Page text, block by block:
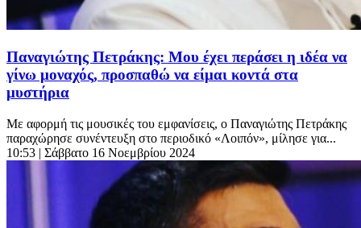
Παναγιώτης Πετράκης: Μου έχει περάσει η ιδέα να
γίνω μοναχός, προσπαθώ να είμαι κοντά στα
μυστήρια
Με αφορμή τις μουσικές του εμφανίσεις, ο Παναγιώτης Πετράκης
παραχώρησε συνέντευξη στο περιοδικό «Λοιπόν», μίλησε για...
10:53 | Σάββατο 16 Νοεμβρίου 2024